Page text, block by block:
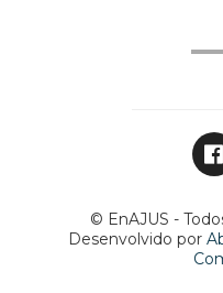
© EnAJUS -
Desenvolvido por